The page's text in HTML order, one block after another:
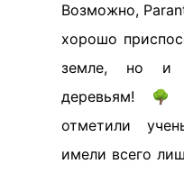
Возможно,
хорошо
земле, но и
деревьям!
отметили
имели всего